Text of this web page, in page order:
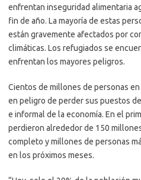
enfrentan inseguridad alimentaria
fin de año. La mayoría de estas
están gravemente afectados por
climáticas. Los refugiados se
enfrentan los mayores peligros.
Cientos de millones de personas
en peligro de perder sus puestos
e informal de la economía. En el
perdieron alrededor de 150
completo y millones de personas
en los próximos meses.